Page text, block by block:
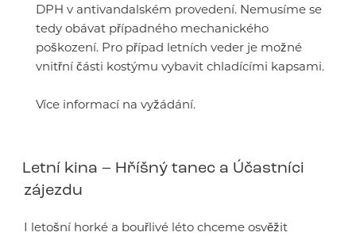
DPH v antivandalském provedení. Nemusíme se
tedy obávat případného mechanického
poškození. Pro případ letních veder je možné
vnitřní části kostýmu vybavit chladícími kapsami.
Více informací na vyžádání.
Letní kina – Hříšný tanec a Účastníci
zájezdu
I letošní horké a bouřlivé léto chceme osvěžit